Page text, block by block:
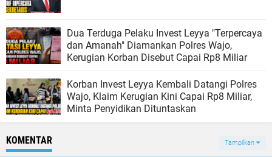
Dua Terduga Pelaku Invest Leyya "Terpercaya
dan Amanah" Diamankan Polres Wajo,
Kerugian Korban Disebut Capai Rp8 Miliar
Korban Invest Leyya Kembali Datangi Polres
Wajo, Klaim Kerugian Kini Capai Rp8 Miliar,
Minta Penyidikan Dituntaskan
KOMENTAR Tampilkan